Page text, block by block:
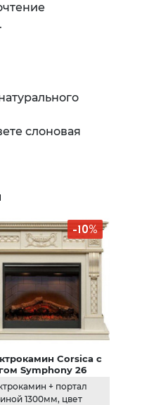
слоновая
-10%
Corsica с
Symphony 26
кость (Royal
+ портал
1300мм, цвет